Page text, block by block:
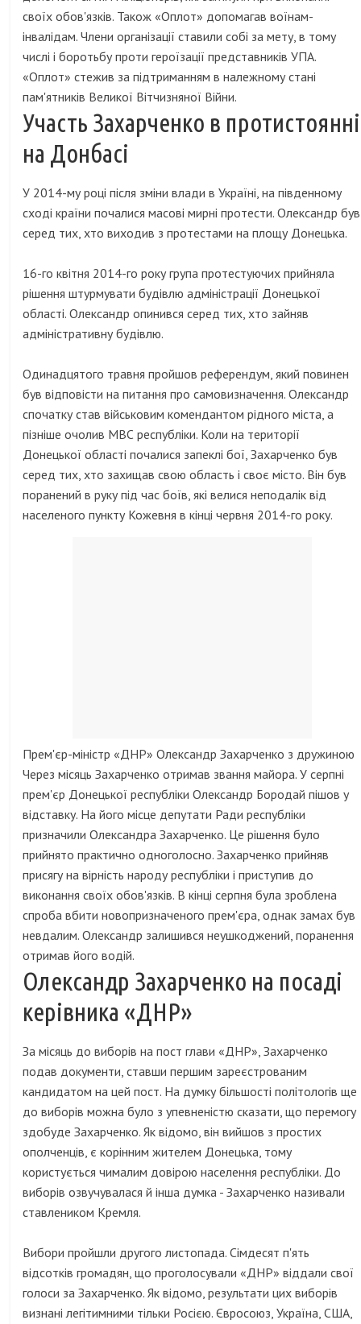
своїх обов'язків. Також «Оплот» допомагав воїнам-
інвалідам. Члени організації ставили собі за мету, в тому
числі і боротьбу проти героїзації представників УПА.
«Оплот» стежив за підтриманням в належному стані
пам'ятників Великої Вітчизняної Війни.
Участь Захарченко в протистоянні
на Донбасі
У 2014-му році після зміни влади в Україні, на південному
сході країни почалися масові мирні протести. Олександр був
серед тих, хто виходив з протестами на площу Донецька.
16-го квітня 2014-го року група протестуючих прийняла
рішення штурмувати будівлю адміністрації Донецької
області. Олександр опинився серед тих, хто зайняв
адміністративну будівлю.
Одинадцятого травня пройшов референдум, який повинен
був відповісти на питання про самовизначення. Олександр
спочатку став військовим комендантом рідного міста, а
пізніше очолив МВС республіки. Коли на території
Донецької області почалися запеклі бої, Захарченко був
серед тих, хто захищав свою область і своє місто. Він був
поранений в руку під час боїв, які велися неподалік від
населеного пункту Кожевня в кінці червня 2014-го року.
Прем'єр-міністр «ДНР» Олександр Захарченко з дружиною
Через місяць Захарченко отримав звання майора. У серпні
прем'єр Донецької республіки Олександр Бородай пішов у
відставку. На його місце депутати Ради республіки
призначили Олександра Захарченко. Це рішення було
прийнято практично одноголосно. Захарченко прийняв
присягу на вірність народу республіки і приступив до
виконання своїх обов'язків. В кінці серпня була зроблена
спроба вбити новопризначеного прем'єра, однак замах був
невдалим. Олександр залишився неушкоджений, поранення
отримав його водій.
Олександр Захарченко на посаді
керівника «ДНР»
За місяць до виборів на пост глави «ДНР», Захарченко
подав документи, ставши першим зареєстрованим
кандидатом на цей пост. На думку більшості політологів ще
до виборів можна було з упевненістю сказати, що перемогу
здобуде Захарченко. Як відомо, він вийшов з простих
ополченців, є корінним жителем Донецька, тому
користується чималим довірою населення республіки. До
виборів озвучувалася й інша думка - Захарченко називали
ставлеником Кремля.
Вибори пройшли другого листопада. Сімдесят п'ять
відсотків громадян, що проголосували «ДНР» віддали свої
голоси за Захарченко. Як відомо, результати цих виборів
визнані легітимними тільки Росією. Євросоюз, Україна, США,